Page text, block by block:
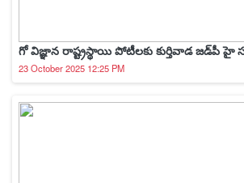
గో విజ్ఞాన రాష్ట్రస్థాయి పోటీలకు కుర్తివాడ జడ్‌పీ హై
23 October 2025 12:25 PM